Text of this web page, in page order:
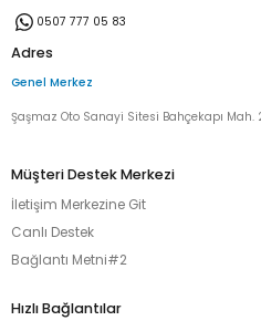
0507 777 05 83
Adres
Genel Merkez
Şaşmaz Oto Sanayi Sitesi Bahçekapı Mah.
Müşteri Destek Merkezi
İletişim Merkezine Git
Canlı Destek
Bağlantı Metni#2
Hızlı Bağlantılar